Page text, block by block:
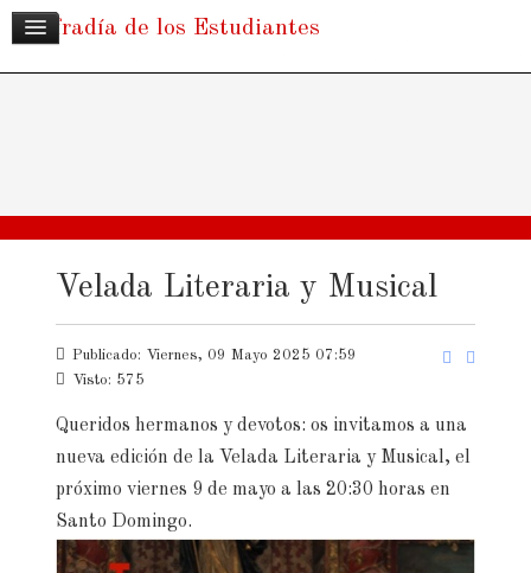
Cofradía de los Estudiantes
Velada Literaria y Musical
Publicado: Viernes, 09 Mayo 2025 07:59
Visto: 575
Queridos hermanos y devotos: os invitamos a una
nueva edición de la Velada Literaria y Musical, el
próximo viernes 9 de mayo a las 20:30 horas en
Santo Domingo.